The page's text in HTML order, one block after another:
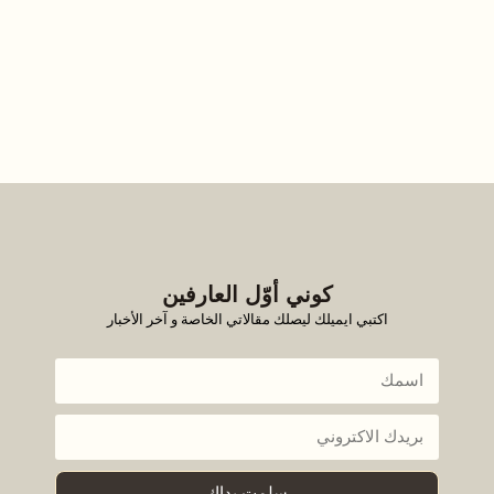
كوني أوّل العارفين
اكتبي ايميلك ليصلك مقالاتي الخاصة و آخر الأخبار